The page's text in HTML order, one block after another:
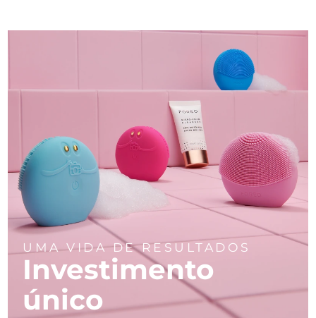
UMA VIDA DE RESULTADOS
Investimento
único